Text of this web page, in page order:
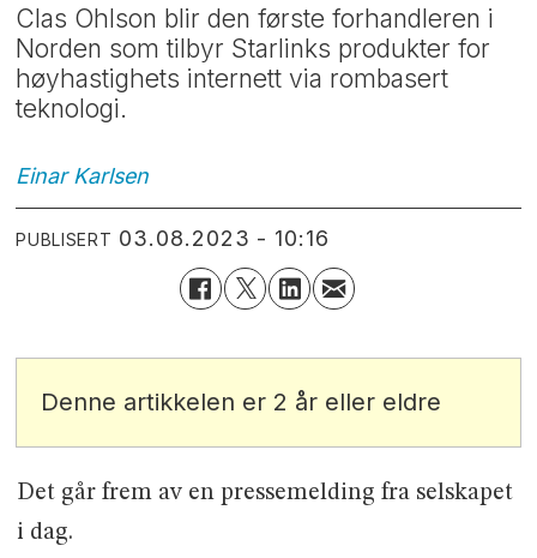
Clas Ohlson blir den første forhandleren i
Norden som tilbyr Starlinks produkter for
høyhastighets internett via rombasert
teknologi.
Einar Karlsen
PUBLISERT 03.08.2023 - 10:16
Denne artikkelen er 2 år eller eldre
Det går frem av en pressemelding fra selskapet
i dag.